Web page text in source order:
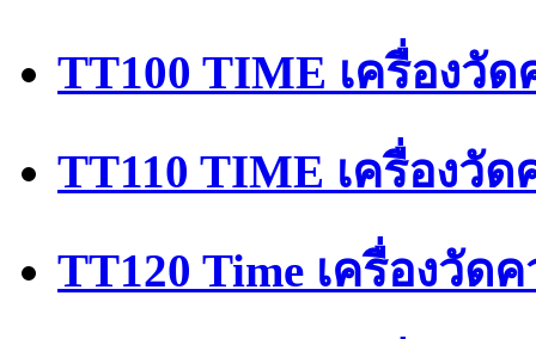
TT100 TIME เครื่องวั
TT110 TIME เครื่องวั
TT120 Time เครื่องวัด